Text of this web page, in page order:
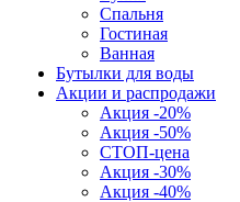
Спальня
Гостиная
Ванная
Бутылки для воды
Акции и распродажи
Акция -20%
Акция -50%
СТОП-цена
Акция -30%
Акция -40%